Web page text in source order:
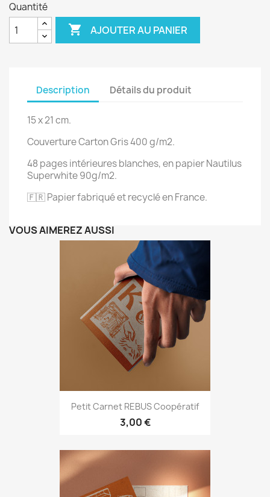
Quantité
 AJOUTER AU PANIER
Description Détails du produit
15 x 21 cm.
Couverture Carton Gris 400 g/m2.
48 pages intérieures blanches, en papier Nautilus
Superwhite 90g/m2.
🇫🇷 Papier fabriqué et recyclé en France.
VOUS AIMEREZ AUSSI
Petit Carnet REBUS Coopératif
3,00 €